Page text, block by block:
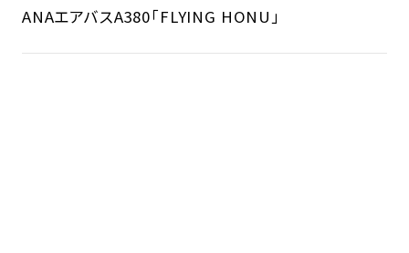
ANAエアバスA380「FLYING HONU」